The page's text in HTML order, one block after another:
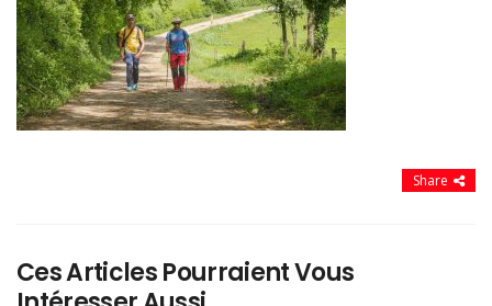
Share
Ces Articles Pourraient Vous